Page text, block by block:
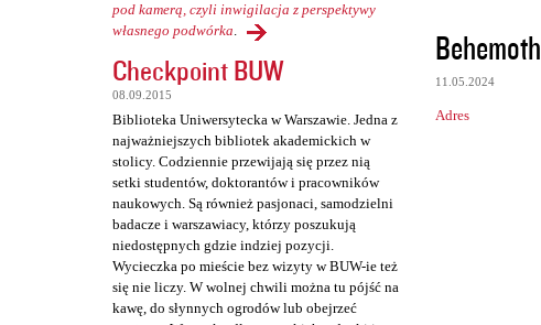
pod kamerą, czyli inwigilacja z perspektywy
własnego podwórka.
Checkpoint BUW
08.09.2015
Biblioteka Uniwersytecka w Warszawie. Jedna z
najważniejszych bibliotek akademickich w
stolicy. Codziennie przewijają się przez nią
setki studentów, doktorantów i pracowników
naukowych. Są również pasjonaci, samodzielni
badacze i warszawiacy, którzy poszukują
niedostępnych gdzie indziej pozycji.
Wycieczka po mieście bez wizyty w BUW-ie też
się nie liczy. W wolnej chwili można tu pójść na
kawę, do słynnych ogrodów lub obejrzeć
e
Behemoth
11.05.2024
Adres